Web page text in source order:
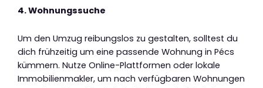
4. Wohnungssuche
Um den Umzug reibungslos zu gestalten, solltest du
dich frühzeitig um eine passende Wohnung in Pécs
kümmern. Nutze Online-Plattformen oder lokale
Immobilienmakler, um nach verfügbaren Wohnungen